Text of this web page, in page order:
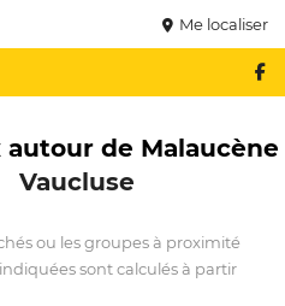
Me localiser
de Malaucène
Vaucluse
ou les groupes à proximité
sont calculés à partir